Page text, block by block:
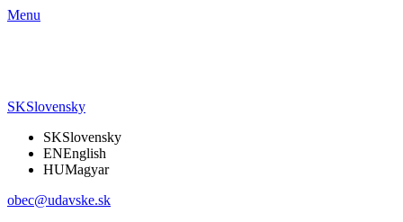
Menu
SKSlovensky
SKSlovensky
ENEnglish
HUMagyar
obec@udavske.sk